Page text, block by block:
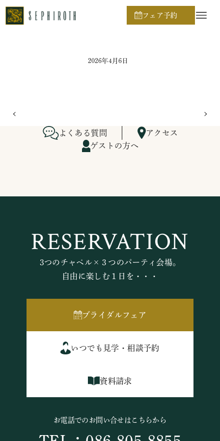
フェア予約
ホーム
2026年4月6日
よくある質問
アクセス
ゲストの方へ
RESERVATION
3つのチャペル×３つのパーティ会場。
自由に楽しむ１日を・・・
ブライダルフェア
いつでも見学・相談予約
資料請求
お電話でのお問い合せはこちらから